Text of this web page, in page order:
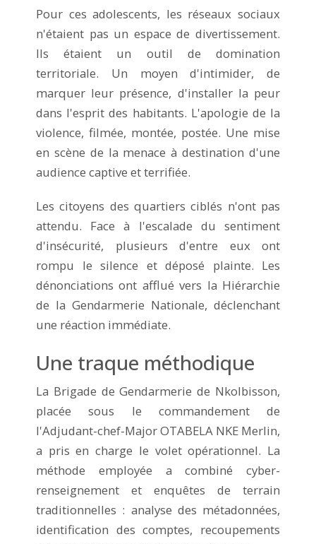
Pour ces adolescents, les réseaux sociaux
n'étaient pas un espace de divertissement.
Ils étaient un outil de domination
territoriale. Un moyen d'intimider, de
marquer leur présence, d'installer la peur
dans l'esprit des habitants. L'apologie de la
violence, filmée, montée, postée. Une mise
en scène de la menace à destination d'une
audience captive et terrifiée.
Les citoyens des quartiers ciblés n'ont pas
attendu. Face à l'escalade du sentiment
d'insécurité, plusieurs d'entre eux ont
rompu le silence et déposé plainte. Les
dénonciations ont afflué vers la Hiérarchie
de la Gendarmerie Nationale, déclenchant
une réaction immédiate.
Une traque méthodique
La Brigade de Gendarmerie de Nkolbisson,
placée sous le commandement de
l'Adjudant-chef-Major OTABELA NKE Merlin,
a pris en charge le volet opérationnel. La
méthode employée a combiné cyber-
renseignement et enquêtes de terrain
traditionnelles : analyse des métadonnées,
identification des comptes, recoupements